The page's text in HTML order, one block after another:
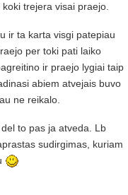
trejera visai praejo.
ir ta karta visgi patepiau
per toki pati laiko
ir praejo lygiai taip
abiem atvejais buvo
ne reikalo.
to pas ja atveda. Lb
sudirgimas, kuriam